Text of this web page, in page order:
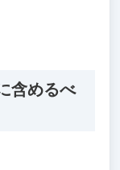
含めるべ